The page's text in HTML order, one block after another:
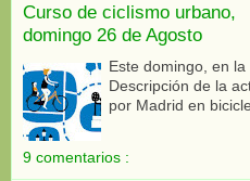
Curso de ciclismo urbano,
domingo 26 de Agosto
Este domingo, en
Descripción de la
por Madrid en
9 comentarios :